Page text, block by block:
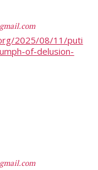
2025/08/11/puti
of-delusion-